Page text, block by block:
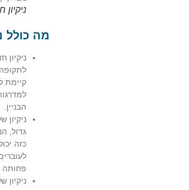
מה כולל
קיימת
הבניין.
גדול,
כזה
פחותה